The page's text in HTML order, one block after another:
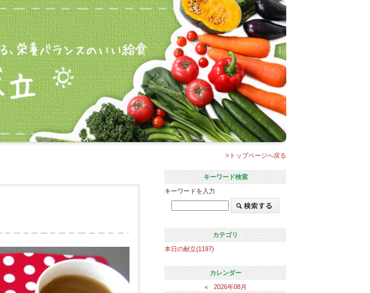
>トップページへ戻る
キーワード検索
キーワードを入力
カテゴリ
本日の献立(1197)
カレンダー
«
2026年08月